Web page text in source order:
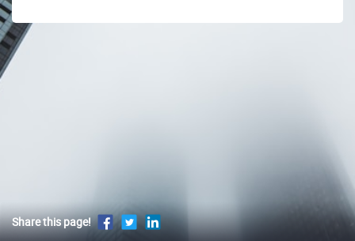
Share this page!